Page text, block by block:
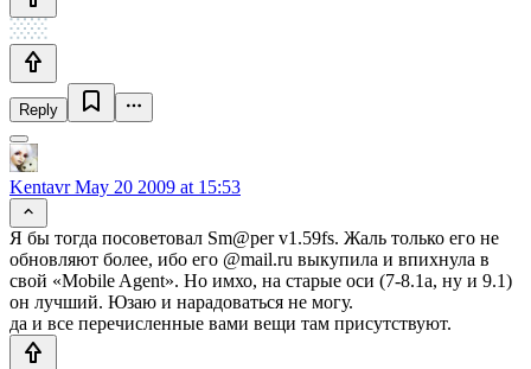
Reply
KentavrMay 20 2009 at 15:53
Я бы тогда посоветовал Sm@per v1.59fs. Жаль только его не
обновляют более, ибо его @mail.ru выкупила и впихнула в
свой «Mobile Agent». Но имхо, на старые оси (7-8.1а, ну и 9.1)
он лучший. Юзаю и нарадоваться не могу.
да и все перечисленные вами вещи там присутствуют.